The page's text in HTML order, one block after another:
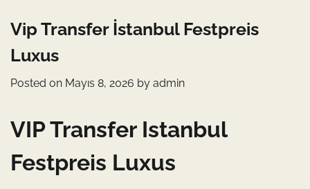
Vip Transfer İstanbul Festpreis
Luxus
Posted on Mayıs 8, 2026 by admin
VIP Transfer Istanbul
Festpreis Luxus